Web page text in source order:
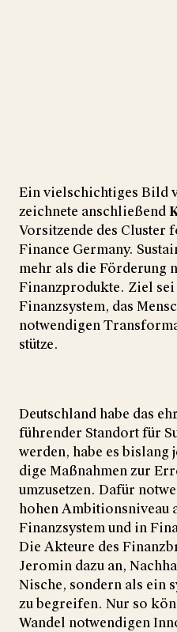
Website
YouTube-Videos
Ein vielschichtiges Bild
zeichnete anschließend
Vorsitzende des Cluster
Finance Germany.
mehr als die Förderung
Finanzprodukte. Ziel
Finanzsystem, das
not­wen­digen
stütze.
Deutschland habe das
führender Standort für
werden, habe es
dige Maß­nahmen zur
umzu­setzen. Dafür
hohen Ambitions­niveau
Finanz­system und in
Die Akteure des
Jeromin dazu an,
Nische, sondern als ein
zu be­greifen. Nur so
Wan­del not­wen­digen